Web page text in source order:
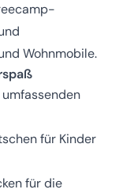
Wohnmobile.
für Kinder
für die